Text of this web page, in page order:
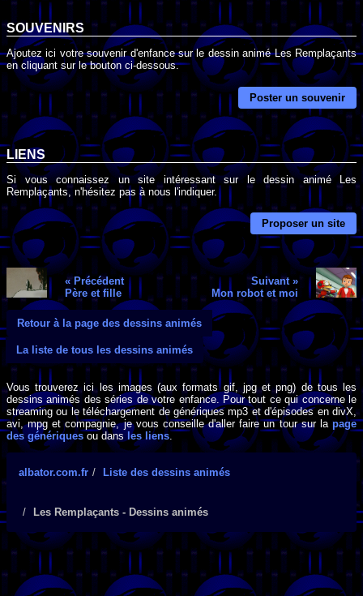
SOUVENIRS
Ajoutez ici votre souvenir d'enfance sur le dessin animé Les Remplaçants
en cliquant sur le bouton ci-dessous.
Poster un souvenir
LIENS
Si vous connaissez un site intéressant sur le dessin animé Les
Remplaçants, n'hésitez pas à nous l'indiquer.
Proposer un site
« Précédent
Père et fille
Suivant »
Mon robot et moi
Retour à la page des dessins animés
La liste de tous les dessins animés
Vous trouverez ici les images (aux formats gif, jpg et png) de tous les
dessins animés des séries de votre enfance. Pour tout ce qui concerne le
streaming ou le téléchargement de génériques mp3 et d'épisodes en divX,
avi, mpg et compagnie, je vous conseille d'aller faire un tour sur la page
des génériques ou dans les liens
albator.com.fr Liste des dessins animés
Les Remplaçants - Dessins animés